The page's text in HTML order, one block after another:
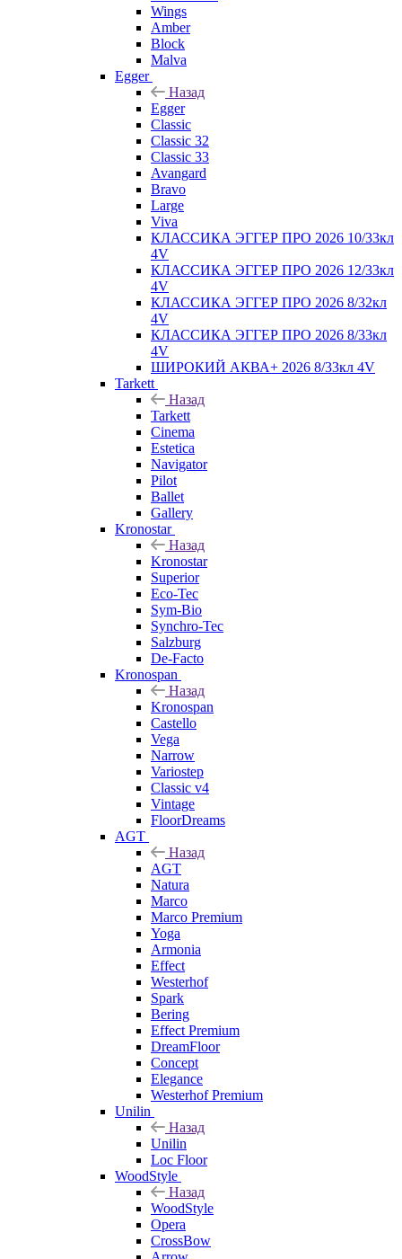
Wings
Amber
Block
Malva
Egger
Назад
Egger
Classic
Classic 32
Classic 33
Avangard
Bravo
Large
Viva
КЛАССИКА ЭГГЕР ПРО 2026 10/33кл
4V
КЛАССИКА ЭГГЕР ПРО 2026 12/33кл
4V
КЛАССИКА ЭГГЕР ПРО 2026 8/32кл
4V
КЛАССИКА ЭГГЕР ПРО 2026 8/33кл
4V
ШИРОКИЙ АКВА+ 2026 8/33кл 4V
Tarkett
Назад
Tarkett
Cinema
Estetica
Navigator
Pilot
Ballet
Gallery
Kronostar
Назад
Kronostar
Superior
Eco-Tec
Sym-Bio
Synchro-Tec
Salzburg
De-Facto
Kronospan
Назад
Kronospan
Castello
Vega
Narrow
Variostep
Classic v4
Vintage
FloorDreams
AGT
Назад
AGT
Natura
Marco
Marco Premium
Yoga
Armonia
Effect
Westerhof
Spark
Bering
Effect Premium
DreamFloor
Concept
Elegance
Westerhof Premium
Unilin
Назад
Unilin
Loc Floor
WoodStyle
Назад
WoodStyle
Opera
CrossBow